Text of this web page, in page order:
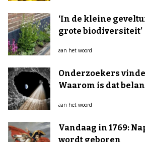
‘In de kleine
grote biodiversiteit’
aan het woord
Onderzoekers
Waarom is dat
aan het woord
Vandaag in 1769:
wordt geboren